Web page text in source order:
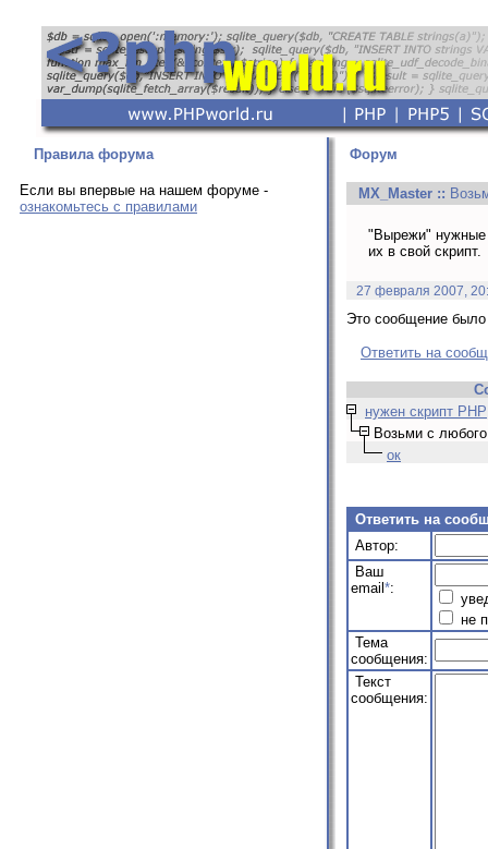
Правила форума
Если вы впервые на нашем форуме -
ознакомьтесь с правилами
Форум
MX_Master ::
"Вырежи" нужные
их в свой скрипт.
27 февраля 2007,
Это сообщение было
Ответить на
нужен скрипт PHP
Возьми с
ок
Ответить на
Автор:
Ваш
email *:
не
Тема
сообщения:
Текст
сообщения: